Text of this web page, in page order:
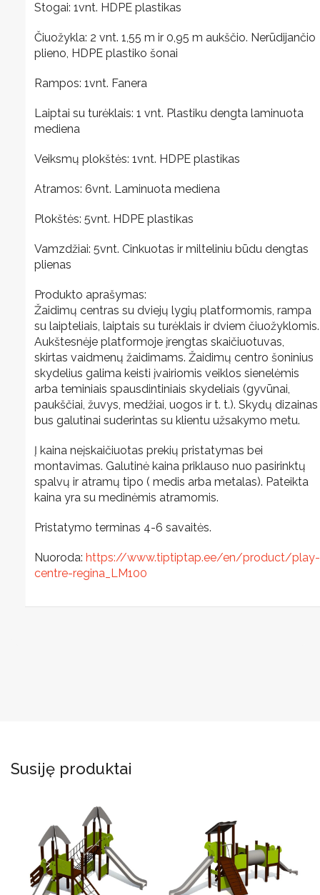
Stogai: 1vnt. HDPE plastikas
Čiuožykla: 2 vnt. 1,55 m ir 0,95 m aukščio. Nerūdijančio
plieno, HDPE plastiko šonai
Rampos: 1vnt. Fanera
Laiptai su turėklais: 1 vnt. Plastiku dengta laminuota
mediena
Veiksmų plokštės: 1vnt. HDPE plastikas
Atramos: 6vnt. Laminuota mediena
Plokštės: 5vnt. HDPE plastikas
Vamzdžiai: 5vnt. Cinkuotas ir milteliniu būdu dengtas
plienas
Produkto aprašymas:
Žaidimų centras su dviejų lygių platformomis, rampa
su laipteliais, laiptais su turėklais ir dviem čiuožyklomis.
Aukštesnėje platformoje įrengtas skaičiuotuvas,
skirtas vaidmenų žaidimams. Žaidimų centro šoninius
skydelius galima keisti įvairiomis veiklos sienelėmis
arba teminiais spausdintiniais skydeliais (gyvūnai,
paukščiai, žuvys, medžiai, uogos ir t. t.). Skydų dizainas
bus galutinai suderintas su klientu užsakymo metu.
Į kaina neįskaičiuotas prekių pristatymas bei
montavimas. Galutinė kaina priklauso nuo pasirinktų
spalvų ir atramų tipo ( medis arba metalas). Pateikta
kaina yra su medinėmis atramomis.
Pristatymo terminas 4-6 savaitės.
Nuoroda: https://www.tiptiptap.ee/en/product/play-
centre-regina_LM100
Susiję produktai